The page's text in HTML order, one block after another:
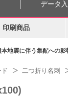
本地震に伴う集配への
データ
印刷商品
二つ折り名刺